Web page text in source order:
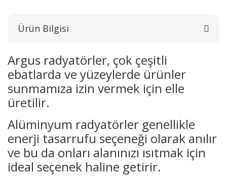
Ürün Bilgisi
Argus radyatörler, çok çeşitli
ebatlarda ve yüzeylerde ürünler
sunmamıza izin vermek için elle
üretilir.
Alüminyum radyatörler genellikle
enerji tasarrufu seçeneği olarak anılır
ve bu da onları alanınızı ısıtmak için
ideal seçenek haline getirir.